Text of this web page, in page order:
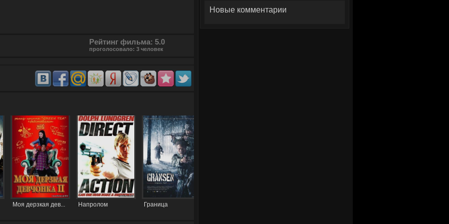
Рейтинг фильма: 5.0
проголосовало: 3 человек
Моя дерзкая дев... Напролом Граница
Новые комментарии